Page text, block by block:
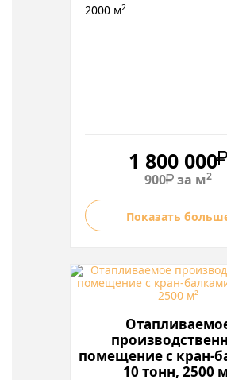
2000 м2
1 800 000
900 за м2
Показать
помещение с кран-
10 тонн, 2500